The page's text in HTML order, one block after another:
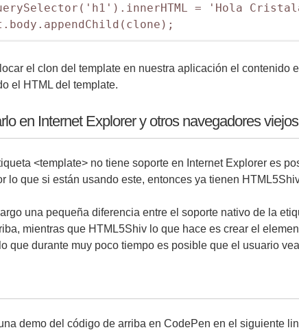
= 'Hola
el clon del template en nuestra aplicación el
el HTML del template.
en Internet Explorer y otros navegadores viejos
<template> no tiene soporte en Internet Explorer es
lo que si están usando este, entonces ya tienen
una pequeña diferencia entre el soporte nativo de la
mientras que HTML5Shiv lo que hace es crear el
que durante muy poco tiempo es posible que el usuario
demo del código de arriba en CodePen en el siguiente